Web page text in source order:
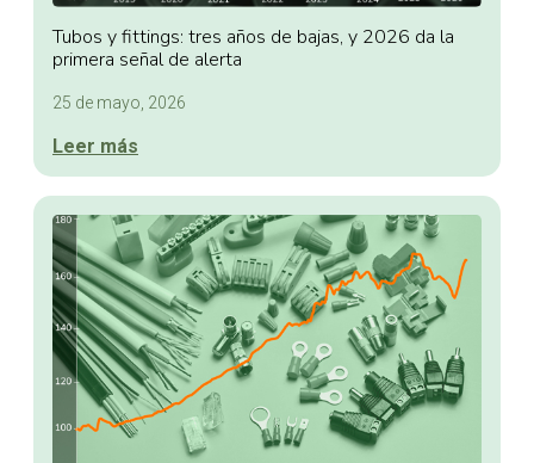
Tubos y fittings: tres años de bajas, y 2026 da la
primera señal de alerta
25 de mayo, 2026
Leer más